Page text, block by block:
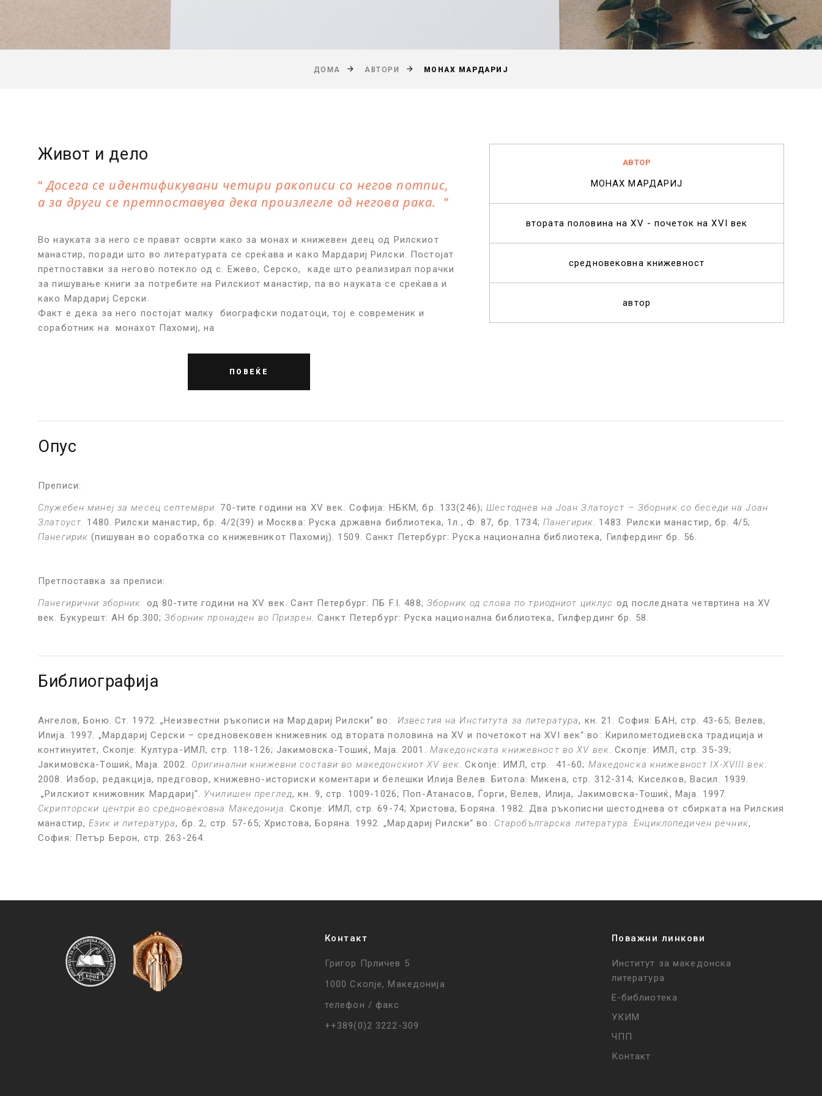
ДОМА АВТОРИ МОНАХ МАРДАРИЈ
Живот и дело
Досега се идентификувани четири ракописи со негов потпис,
а за други се претпоставува дека произлегле од негова рака.
Во науката за него се прават осврти како за монах и книжевен деец од Рилскиот
манастир, поради што во литературата се среќава и како Мардариј Рилски. Постојат
претпоставки за негово потекло од с. Ежево, Серско, каде што реализирал порачки
за пишување книги за потребите на Рилскиот манастир, па во науката се среќава и
како Мардариј Серски.
Факт е дека за него постојат малку биографски податоци, тој е современик и
соработник на монахот Пахомиј, на
ПОВЕЌЕ
АВТОР
МОНАХ МАРДАРИЈ
втората половина на XV - почеток на XVI век
средновековна книжевност
автор
Опус
Преписи:
Служебен минеј за месец септември.
70-тите години на XV век. Софија: НБКМ, бр. 133(246);Шестоднев на Јоан Златоуст – Зборник со беседи на Јоан
Златоуст. 1480. Рилски манастир, бр. 4/2(39) и Москва: Руска државна библиотека, 1л., Ф. 87, бр. 1734; Панегирик . 1483. Рилски манастир, бр. 4/5;
Панегирик(пишуван во соработка со книжевникот Пахомиј). 1509. Санкт Петербург: Руска национална библиотека, Гилфердинг бр. 56.
Претпоставка за преписи:
Панегирични зборник.
од 80-тите години на XV век. Сант Петербург: ПБ F.I. 488; Зборник од слова по триодниот циклус од последната четвртина на XV
век. Букурешт: АН бр.300;Зборник пронајден во Призрен . Санкт Петербург: Руска национална библиотека, Гилфердинг бр. 58.
Библиографија
Ангелов, Боню. Ст. 1972. „Неизвестни ръкописи на Мардариј Рилски“ во: Известия на Института за литература, кн. 21. София: БАН, стр. 43-65; Велев,
Илија. 1997. „Мардариј Серски – средновековен книжевник од втората половина на XV и почетокот на XVI век“ во: Кирилометодиевска традиција и
континуитет, Скопје: Култура-ИМЛ, стр. 118-126; Јакимовска-Тошиќ, Маја. 2001. Македонската книжевност во XV век . Скопје: ИМЛ, стр. 35-39;
Јакимовска-Тошиќ, Маја. 2002. Оригинални книжевни состави во македонскиот XV век . Скопје: ИМЛ, стр. 41-60; Македонска книжевност IX-XVIII век
2008. Избор, редакција, предговор, книжевно-историски коментари и белешки Илија Велев. Битола: Микена, стр. 312-314; Киселков, Васил. 1939.
„Рилскиот книжовник Мардариј“. Училишен преглед, кн. 9, стр. 1009-1026; Поп-Атанасов, Ѓорги, Велев, Илија, Јакимовска-Тошиќ, Маја. 1997.
Скрипторски центри во средновековна Македонија . Скопје: ИМЛ, стр. 69-74; Христова, Боряна. 1982. Два ръкописни шестоднева от сбирката на Рилския
манастир,Език и литература, бр. 2, стр. 57-65; Христова, Боряна. 1992. „Мардариј Рилски“ во: Старобългарска литература. Енциклопедичен речник,
София: Петър Берон, стр. 263-264.
Контакт
Григор Прличев 5
1000 Скопје, Македонија
телефон / факс
++389(0)2 3222-309
Поважни линкови
Институт за македонска
литература
Е-библиотека
УКИМ
ЧПП
Контакт